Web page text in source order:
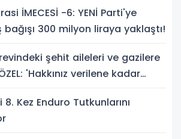
İMECESİ -6: YENİ Parti'ye
300 milyon liraya yaklaştı!
şehit aileleri ve gazilere
'Hakkınız verilene kadar
8. Kez Enduro Tutkunlarını